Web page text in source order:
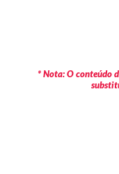
* Nota: O conteúdo